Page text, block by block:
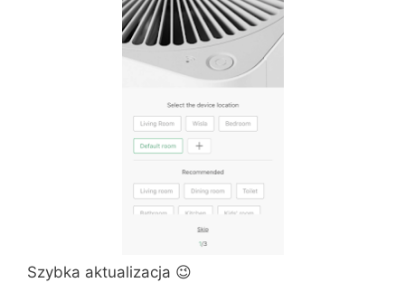
Szybka aktualizacja 😉